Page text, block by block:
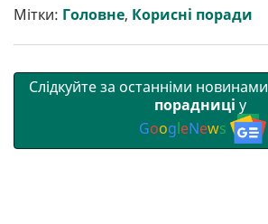
Мітки: Головне, Корисні поради
Слідкуйте за останніми новинами
порадниці у
GoogleNews